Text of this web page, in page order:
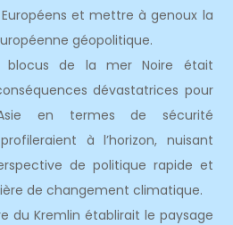
et mettre à genoux la
géopolitique.
blocus de la mer Noire était
dévastatrices pour
en termes de sécurité
à l’horizon, nuisant
de politique rapide et
de changement climatique.
du Kremlin établirait le paysage